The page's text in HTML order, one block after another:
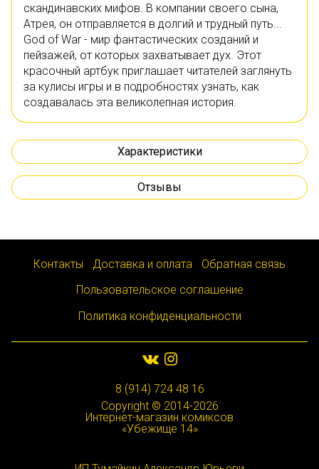
скандинавских мифов. В компании своего сына,
Атрея, он отправляется в долгий и трудный путь...
God of War - мир фантастических созданий и
пейзажей, от которых захватывает дух. Этот
красочный артбук приглашает читателей заглянуть
за кулисы игры и в подробностях узнать, как
создавалась эта великолепная история.
Характеристики
Отзывы
Контакты Доставка и оплата
Обратная связь
Пользовательское соглашение
Политика конфиденциальности
8 (914) 724 48 16
Copyright © 2014-2026
Интернет-магазин комиксов
«Убежище 14»